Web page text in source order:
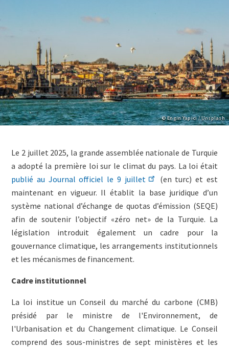
Copyright
© Engin Yapici / Unsplash
(duplicate
Image)
Content
Le 2 juillet 2025, la grande assemblée nationale de Turquie
a adopté la première loi sur le climat du pays. La loi était
publié au Journal officiel le 9 juillet
(en turc) et est
maintenant en vigueur. Il établit la base juridique d’un
système national d’échange de quotas d’émission (SEQE)
afin de soutenir l’objectif «zéro net» de la Turquie. La
législation introduit également un cadre pour la
gouvernance climatique, les arrangements institutionnels
et les mécanismes de financement.
Cadre institutionnel
La loi institue un Conseil du marché du carbone (CMB)
présidé par le ministre de l'Environnement, de
l'Urbanisation et du Changement climatique. Le Conseil
comprend des sous-ministres de sept ministères et les